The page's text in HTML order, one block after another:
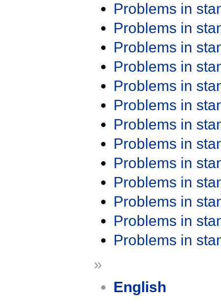
Problems in
Problems in
Problems in
Problems in
Problems in
Problems in
Problems in
Problems in
Problems in
Problems in
Problems in
Problems in
Problems in
»
English